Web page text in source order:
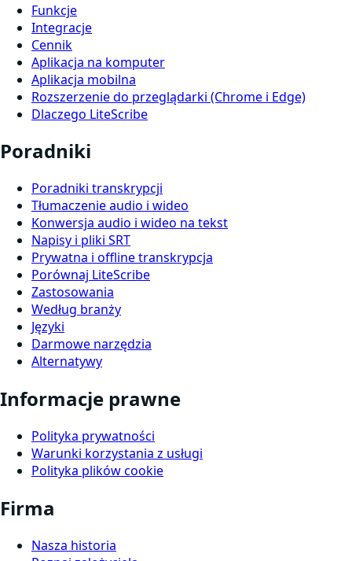
Funkcje
Integracje
Cennik
Aplikacja na komputer
Aplikacja mobilna
Rozszerzenie do przeglądarki (Chrome i Edge)
Dlaczego LiteScribe
Poradniki
Poradniki transkrypcji
Tłumaczenie audio i wideo
Konwersja audio i wideo na tekst
Napisy i pliki SRT
Prywatna i offline transkrypcja
Porównaj LiteScribe
Zastosowania
Według branży
Języki
Darmowe narzędzia
Alternatywy
Informacje prawne
Polityka prywatności
Warunki korzystania z usługi
Polityka plików cookie
Firma
Nasza historia